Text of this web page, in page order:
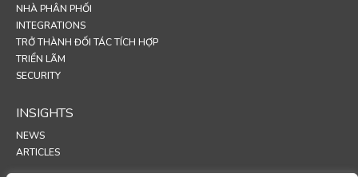
NHÀ PHÂN PHỐI
INTEGRATIONS
TRỞ THÀNH ĐỐI TÁC TÍCH HỢP
TRIỂN LÃM
SECURITY
INSIGHTS
NEWS
ARTICLES